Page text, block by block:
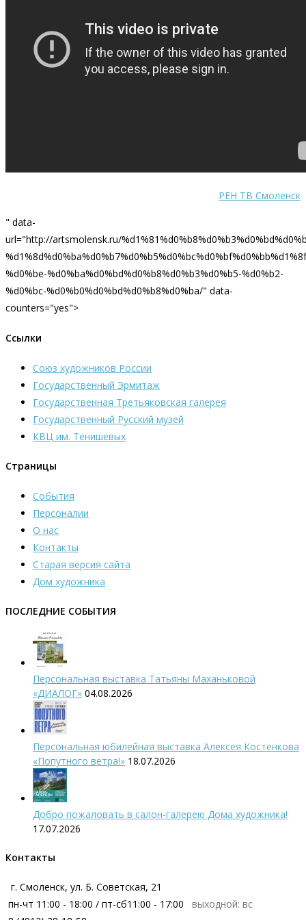
РЕН ТВ Смоленск
" data-
url="http://artsmolensk.ru/
%d0%be-%d0%ba%d0%bd%d0%b8%d0%b3%d0%b5-%d0%b2-
%d0%bc-%d0%b0%d0%bd%d0%b8%d0%ba/" data-
counters="yes">
Ссылки
Союз художников России
Государственный Эрмитаж
Государственная Третьяковская галерея
Государственный Русский музей
КВЦ им. Тенишевых
Страницы
События
Персоналии
О нас
Контакты
Старая версия сайта
Дом художника
ПОСЛЕДНИЕ СОБЫТИЯ
Персональная выставка Татьяны Маханьковой
«ДИАЛОГ» 04.08.2026
Персональная юбилейная выставка Алексея Костенкова
«Попутного ветра!» 18.07.2026
Добро пожаловать в салон-галерею Дома художника!
17.07.2026
Контакты
г. Смоленск, ул. Б. Советская, 21
пн-чт 11:00 - 18:00 / пт-сб11:00 - 17:00
выходной: вс